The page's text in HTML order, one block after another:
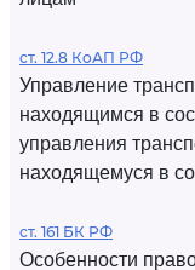
ст. 12.8 КоАП РФ
Управление
находящимся в
управления
находящемуся в
ст. 161 БК РФ
Особенности